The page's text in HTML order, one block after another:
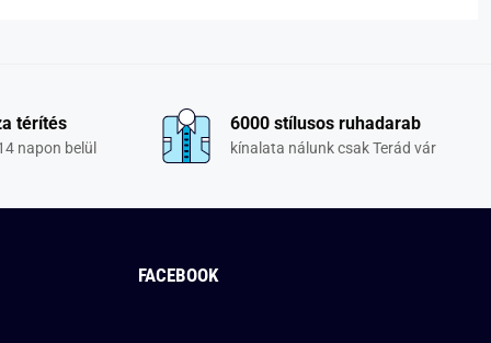
térítés
napon belül
6000 stílusos ruhadarab
kínalata nálunk csak Terád vár
FACEBOOK